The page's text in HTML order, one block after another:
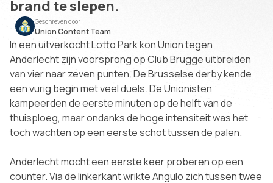
brand te slepen.
Geschreven door
Union Content Team
In een uitverkocht Lotto Park kon Union tegen
Anderlecht zijn voorsprong op Club Brugge uitbreiden
van vier naar zeven punten. De Brusselse derby kende
een vurig begin met veel duels. De Unionisten
kampeerden de eerste minuten op de helft van de
thuisploeg, maar ondanks de hoge intensiteit was het
toch wachten op een eerste schot tussen de palen.
Anderlecht mocht een eerste keer proberen op een
counter. Via de linkerkant wrikte Angulo zich tussen twee